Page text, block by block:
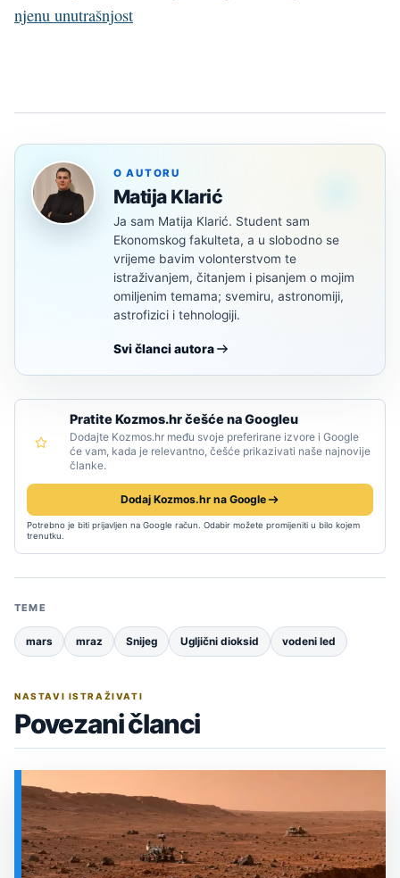
njenu unutrašnjost
O AUTORU
Matija Klarić
Ja sam Matija Klarić. Student sam
Ekonomskog fakulteta, a u slobodno se
vrijeme bavim volonterstvom te
istraživanjem, čitanjem i pisanjem o mojim
omiljenim temama; svemiru, astronomiji,
astrofizici i tehnologiji.
Svi članci autora
Pratite Kozmos.hr češće na Googleu
Dodajte Kozmos.hr među svoje preferirane izvore i Google
će vam, kada je relevantno, češće prikazivati naše najnovije
članke.
Dodaj Kozmos.hr na Google
Potrebno je biti prijavljen na Google račun. Odabir možete promijeniti u bilo kojem
trenutku.
TEME
mars mraz Snijeg Ugljični dioksid vodeni led
NASTAVI ISTRAŽIVATI
Povezani članci